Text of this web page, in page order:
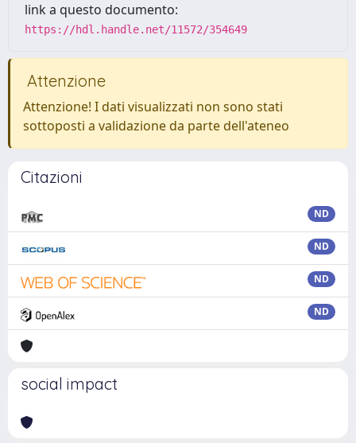
link a questo documento:
https://hdl.handle.net/11572/354649
Attenzione
Attenzione! I dati visualizzati non sono stati
sottoposti a validazione da parte dell'ateneo
Citazioni
ND
ND
ND
ND
social impact